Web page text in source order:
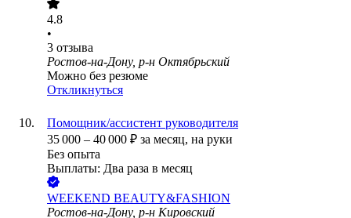
4.8
•
3 отзыва
Ростов-на-Дону, р-н Октябрьский
Можно без резюме
Откликнуться
Помощник/ассистент руководителя
35 000 – 40 000 ₽ за месяц, на руки
Без опыта
Выплаты: Два раза в месяц
WEEKEND BEAUTY&FASHION
Ростов-на-Дону, р-н Кировский